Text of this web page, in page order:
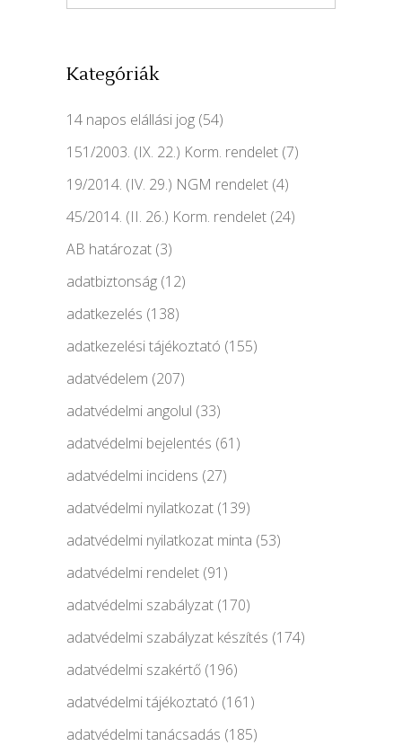
Kategóriák
14 napos elállási jog (54)
151/2003. (IX. 22.) Korm. rendelet (7)
19/2014. (IV. 29.) NGM rendelet (4)
45/2014. (II. 26.) Korm. rendelet (24)
AB határozat (3)
adatbiztonság (12)
adatkezelés (138)
adatkezelési tájékoztató (155)
adatvédelem (207)
adatvédelmi angolul (33)
adatvédelmi bejelentés (61)
adatvédelmi incidens (27)
adatvédelmi nyilatkozat (139)
adatvédelmi nyilatkozat minta (53)
adatvédelmi rendelet (91)
adatvédelmi szabályzat (170)
adatvédelmi szabályzat készítés (174)
adatvédelmi szakértő (196)
adatvédelmi tájékoztató (161)
adatvédelmi tanácsadás (185)